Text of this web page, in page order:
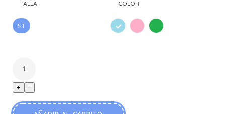
TALLA
ST
COLOR
+ -